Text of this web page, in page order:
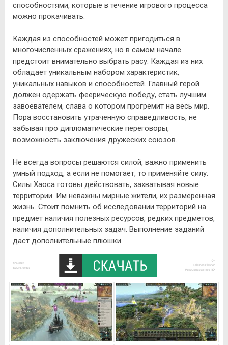
способностями, которые в течение игрового процесса
можно прокачивать.
Каждая из способностей может пригодиться в
многочисленных сражениях, но в самом начале
предстоит внимательно выбрать расу. Каждая из них
обладает уникальным набором характеристик,
уникальных навыков и способностей. Главный герой
должен одержать феерическую победу, стать лучшим
завоевателем, слава о котором прогремит на весь мир.
Пора восстановить утраченную справедливость, не
забывая про дипломатические переговоры,
возможность заключения дружеских союзов.
Не всегда вопросы решаются силой, важно применить
умный подход, а если не помогает, то применяйте силу.
Силы Хаоса готовы действовать, захватывая новые
территории. Им неважны мирные жители, их размеренная
жизнь. Стоит помнить об исследовании территорий на
предмет наличия полезных ресурсов, редких предметов,
наличия дополнительных задач. Выполнение заданий
даст дополнительные плюшки.